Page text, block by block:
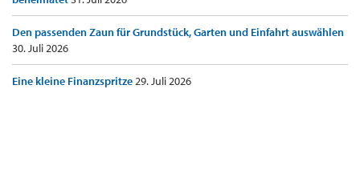
Den passenden Zaun für Grundstück, Garten und Einfahrt auswählen
30. Juli 2026
Eine kleine Finanzspritze29. Juli 2026